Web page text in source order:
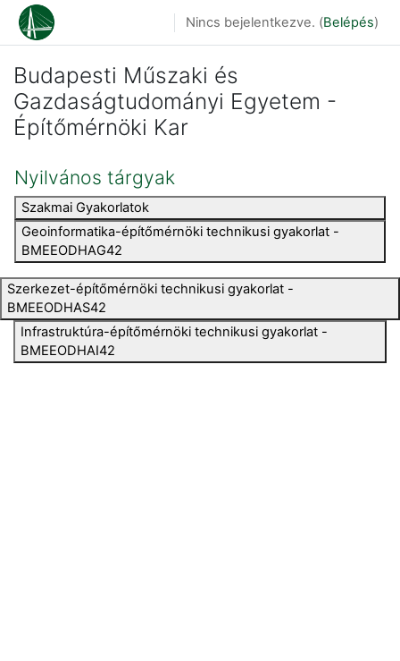
Tovább a fő tartalomhoz
Nincs bejelentkezve. (Belépés)
Budapesti Műszaki és
Gazdaságtudományi Egyetem -
Építőmérnöki Kar
Nyilvános tárgyak
Szakmai Gyakorlatok
Geoinformatika-építőmérnöki technikusi gyakorlat -
BMEEODHAG42
Szerkezet-építőmérnöki technikusi gyakorlat -
BMEEODHAS42
Infrastruktúra-építőmérnöki technikusi gyakorlat -
BMEEODHAI42